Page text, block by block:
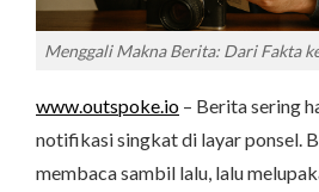
Menggali Makna Berita: Dari Fakta
www.outspoke.io – Berita sering
notifikasi singkat di layar ponsel.
membaca sambil lalu, lalu